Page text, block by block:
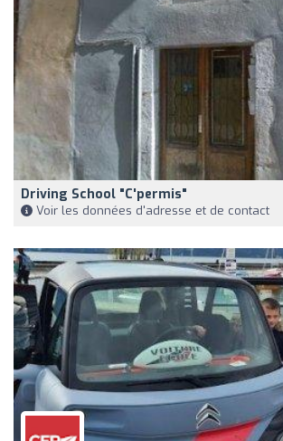
Driving School "C'permis"
Voir les données d'adresse et de contact